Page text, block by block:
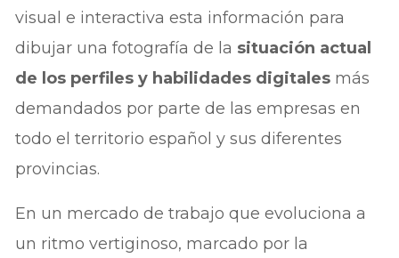
visual e interactiva esta información para
dibujar una fotografía de la situación actual
de los perfiles y habilidades digitales más
demandados por parte de las empresas en
todo el territorio español y sus diferentes
provincias.
En un mercado de trabajo que evoluciona a
un ritmo vertiginoso, marcado por la